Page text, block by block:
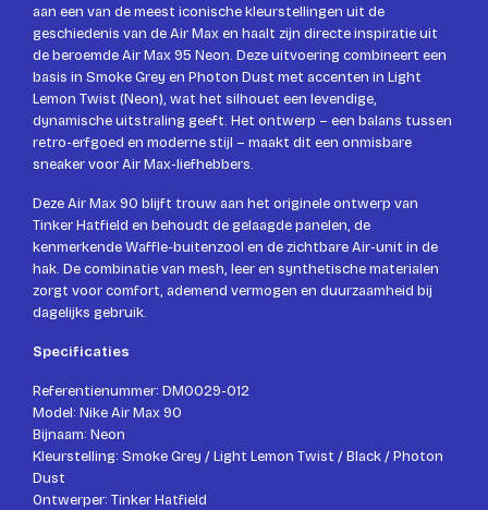
aan een van de meest iconische kleurstellingen uit de
geschiedenis van de Air Max en haalt zijn directe inspiratie uit
de beroemde Air Max 95 Neon. Deze uitvoering combineert een
basis in Smoke Grey en Photon Dust met accenten in Light
Lemon Twist (Neon), wat het silhouet een levendige,
dynamische uitstraling geeft. Het ontwerp – een balans tussen
retro-erfgoed en moderne stijl – maakt dit een onmisbare
sneaker voor Air Max-liefhebbers.
Deze Air Max 90 blijft trouw aan het originele ontwerp van
Tinker Hatfield en behoudt de gelaagde panelen, de
kenmerkende Waffle-buitenzool en de zichtbare Air-unit in de
hak. De combinatie van mesh, leer en synthetische materialen
zorgt voor comfort, ademend vermogen en duurzaamheid bij
dagelijks gebruik.
Specificaties
Referentienummer: DM0029-012
Model: Nike Air Max 90
Bijnaam: Neon
Kleurstelling: Smoke Grey / Light Lemon Twist / Black / Photon
Dust
Ontwerper: Tinker Hatfield